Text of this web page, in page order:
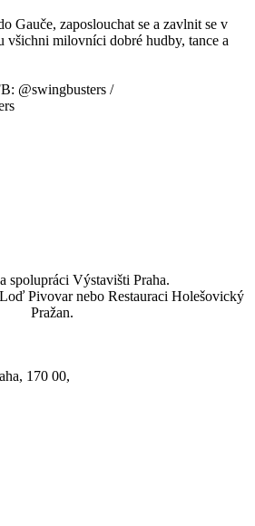
Gauče, zaposlouchat se a zavlnit se v
milovníci dobré hudby, tance a
@swingbusters /
spolupráci Výstavišti Praha.
Pivovar nebo Restauraci Holešovický
Pražan.
170 00,